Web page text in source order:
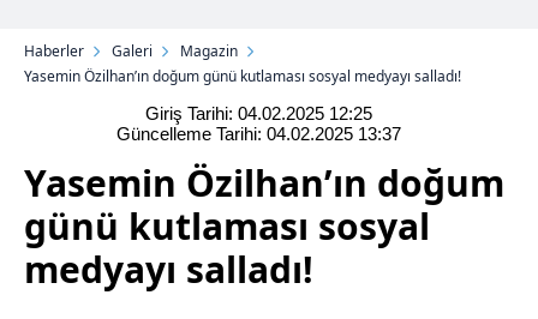
Haberler Galeri
Magazin
Yasemin Özilhan’ın doğum günü kutlaması sosyal medyayı salladı!
Giriş Tarihi: 04.02.2025 12:25
Güncelleme Tarihi: 04.02.2025 13:37
Yasemin Özilhan’ın doğum
günü kutlaması sosyal
medyayı salladı!